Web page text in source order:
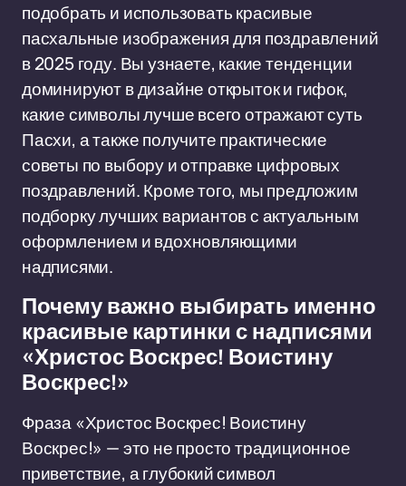
подобрать и использовать красивые
пасхальные изображения для поздравлений
в 2025 году. Вы узнаете, какие тенденции
доминируют в дизайне открыток и гифок,
какие символы лучше всего отражают суть
Пасхи, а также получите практические
советы по выбору и отправке цифровых
поздравлений. Кроме того, мы предложим
подборку лучших вариантов с актуальным
оформлением и вдохновляющими
надписями.
Почему важно выбирать именно
красивые картинки с надписями
«Христос Воскрес! Воистину
Воскрес!»
Фраза «Христос Воскрес! Воистину
Воскрес!» — это не просто традиционное
приветствие, а глубокий символ